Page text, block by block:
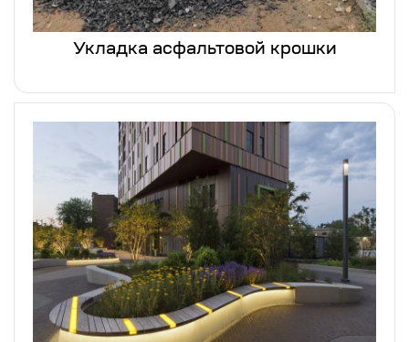
Укладка асфальтовой крошки